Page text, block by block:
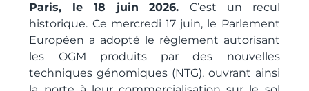
Paris, le 18 juin 2026.C’est un recul
historique. Ce mercredi 17 juin, le Parlement
Européen a adopté le règlement autorisant
les OGM produits par des nouvelles
techniques génomiques (NTG), ouvrant ainsi